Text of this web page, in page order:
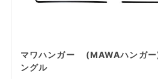
マワハンガー (MAWAハンガ
ングル